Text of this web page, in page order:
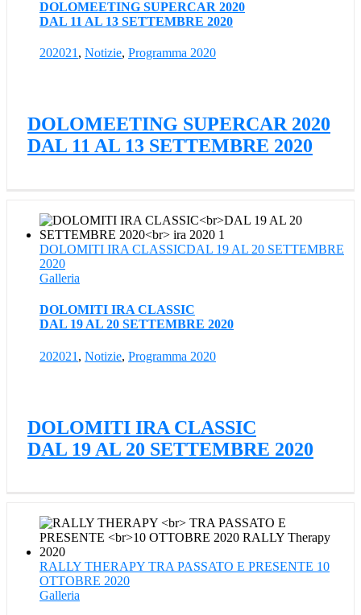
DOLOMEETING SUPERCAR 2020
DAL 11 AL 13 SETTEMBRE 2020
202021 , Notizie, Programma 2020
DOLOMEETING SUPERCAR 2020
DAL 11 AL 13 SETTEMBRE 2020
DOLOMITI IRA CLASSICDAL 19 AL 20 SETTEMBRE
2020
Galleria
DOLOMITI IRA CLASSIC
DAL 19 AL 20 SETTEMBRE 2020
202021 , Notizie, Programma 2020
DOLOMITI IRA CLASSIC
DAL 19 AL 20 SETTEMBRE 2020
RALLY THERAPY TRA PASSATO E PRESENTE 10
OTTOBRE 2020
Galleria